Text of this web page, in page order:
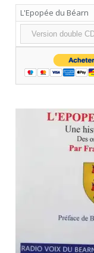
L'Epopée du Béarn